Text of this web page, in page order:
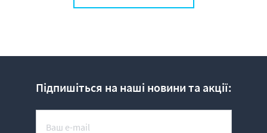
Підпишіться на наші новини та акції: